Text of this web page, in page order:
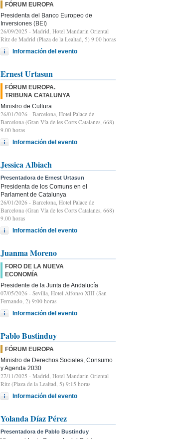
FÓRUM EUROPA
Presidenta del Banco Europeo de
Inversiones (BEI)
26/09/2025 - Madrid, Hotel Mandarin Oriental
Ritz de Madrid (Plaza de la Lealtad, 5) 9:00 horas
Información del evento
Ernest Urtasun
FÓRUM EUROPA.
TRIBUNA CATALUNYA
Ministro de Cultura
26/01/2026 - Barcelona, Hotel Palace de
Barcelona (Gran Vía de les Corts Catalanes, 668)
9.00 horas
Información del evento
Jessica Albiach
Presentadora de Ernest Urtasun
Presidenta de los Comuns en el
Parlament de Catalunya
26/01/2026 - Barcelona, Hotel Palace de
Barcelona (Gran Vía de les Corts Catalanes, 668)
9.00 horas
Información del evento
Juanma Moreno
FORO DE LA NUEVA
ECONOMÍA
Presidente de la Junta de Andalucía
07/05/2026 - Sevilla, Hotel Alfonso XIII (San
Fernando, 2) 9:00 horas
Información del evento
Pablo Bustinduy
FÓRUM EUROPA
Ministro de Derechos Sociales, Consumo
y Agenda 2030
27/11/2025 - Madrid, Hotel Mandarin Oriental
Ritz (Plaza de la Lealtad, 5) 9:15 horas
Información del evento
Yolanda Díaz Pérez
Presentadora de Pablo Bustinduy